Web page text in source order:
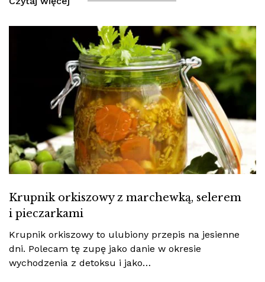
Krupnik orkiszowy z marchewką, selerem
i pieczarkami
Krupnik orkiszowy to ulubiony przepis na jesienne
dni. Polecam tę zupę jako danie w okresie
wychodzenia z detoksu i jako…